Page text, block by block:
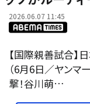
2026.06.07 11:45
【国際親善試合】
（6月6日／ヤンマ
撃！谷川萌…